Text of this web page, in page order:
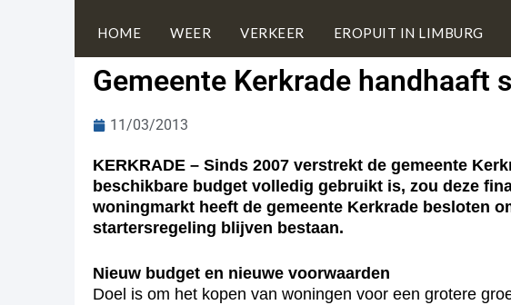
HOME WEER VERKEER EROPUIT IN LIMBURG
Gemeente Kerkrade handhaaft
11/03/2013
KERKRADE – Sinds 2007 verstrekt de gemeente
beschikbare budget volledig gebruikt is, zou deze
woningmarkt heeft de gemeente Kerkrade besloten
startersregeling blijven bestaan.
Nieuw budget en nieuwe voorwaarden
Doel is om het kopen van woningen voor een grotere